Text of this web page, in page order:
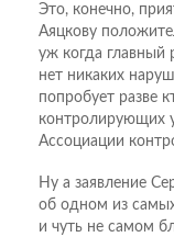
Это, конечно,
Аяцкову
уж когда главный
нет никаких
попробует разве
контролирующих
Ассоциации
Ну а заявление
об одном из
и чуть не самом